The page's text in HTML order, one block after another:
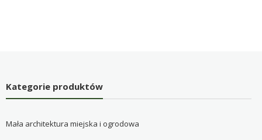
Kategorie produktów
Mała architektura miejska i ogrodowa